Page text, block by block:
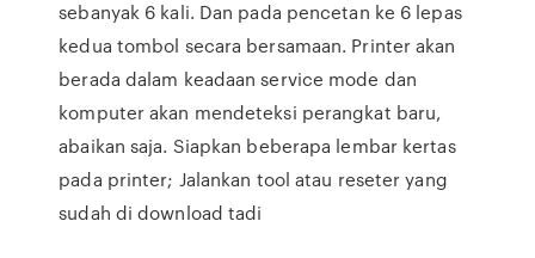
sebanyak 6 kali. Dan pada pencetan ke 6 lepas
kedua tombol secara bersamaan. Printer akan
berada dalam keadaan service mode dan
komputer akan mendeteksi perangkat baru,
abaikan saja. Siapkan beberapa lembar kertas
pada printer; Jalankan tool atau reseter yang
sudah di download tadi